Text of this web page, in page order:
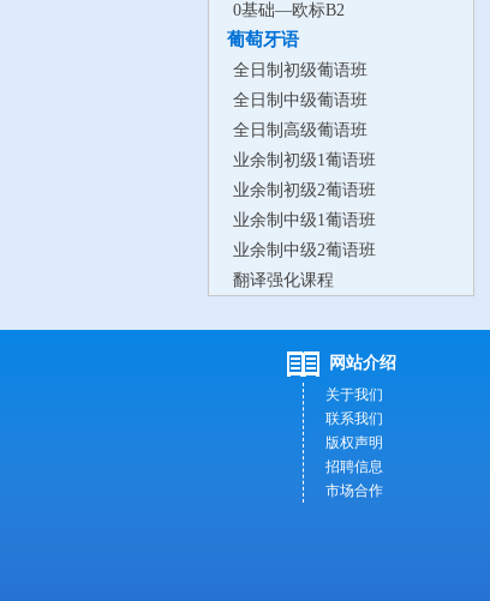
0基础—欧标B2
葡萄牙语
全日制初级葡语班
全日制中级葡语班
全日制高级葡语班
业余制初级1葡语班
业余制初级2葡语班
业余制中级1葡语班
业余制中级2葡语班
翻译强化课程
网站介绍
关于我们
联系我们
版权声明
招聘信息
市场合作